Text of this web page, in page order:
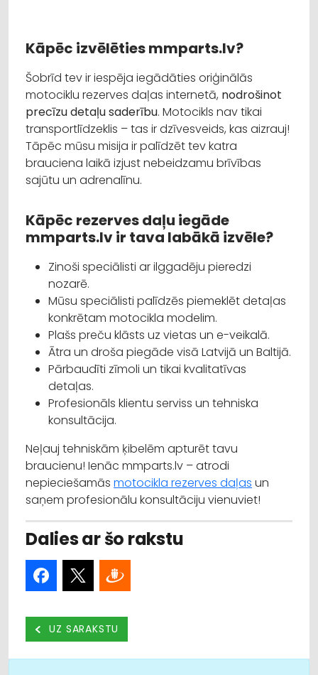
Kāpēc izvēlēties mmparts.lv?
Šobrīd tev ir iespēja iegādāties oriģinālās
motociklu rezerves daļas internetā, nodrošinot
precīzu detaļu saderību. Motocikls nav tikai
transportlīdzeklis – tas ir dzīvesveids, kas aizrauj!
Tāpēc mūsu misija ir palīdzēt tev katra
brauciena laikā izjust nebeidzamu brīvības
sajūtu un adrenalīnu.
Kāpēc rezerves daļu iegāde
mmparts.lv ir tava labākā izvēle?
Zinoši speciālisti ar ilggadēju pieredzi
nozarē.
Mūsu speciālisti palīdzēs piemeklēt detaļas
konkrētam motocikla modelim.
Plašs preču klāsts uz vietas un e-veikalā.
Ātra un droša piegāde visā Latvijā un Baltijā.
Pārbaudīti zīmoli un tikai kvalitatīvas
detaļas.
Profesionāls klientu serviss un tehniska
konsultācija.
Neļauj tehniskām ķibelēm apturēt tavu
braucienu! Ienāc mmparts.lv – atrodi
nepieciešamās motocikla rezerves daļas un
saņem profesionālu konsultāciju vienuviet!
Dalies ar šo rakstu
UZ SARAKSTU